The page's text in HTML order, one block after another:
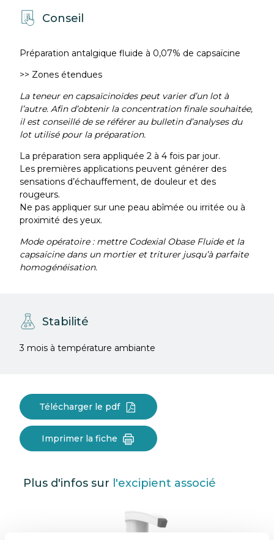
Conseil
Préparation antalgique fluide à 0,07% de capsaïcine
>> Zones étendues
La teneur en capsaïcinoïdes peut varier d’un lot à
l’autre. Afin d’obtenir la concentration finale souhaitée,
il est conseillé de se référer au bulletin d’analyses du
lot utilisé pour la préparation.
La préparation sera appliquée 2 à 4 fois par jour.
Les premières applications peuvent générer des
sensations d’échauffement, de douleur et des
rougeurs.
Ne pas appliquer sur une peau abîmée ou irritée ou à
proximité des yeux.
Mode opératoire : mettre Codexial Obase Fluide et la
capsaïcine dans un mortier et triturer jusqu’à parfaite
homogénéisation.
Stabilité
3 mois à température ambiante
Télécharger le pdf
Imprimer la fiche
Plus d'infos sur l'excipient associé